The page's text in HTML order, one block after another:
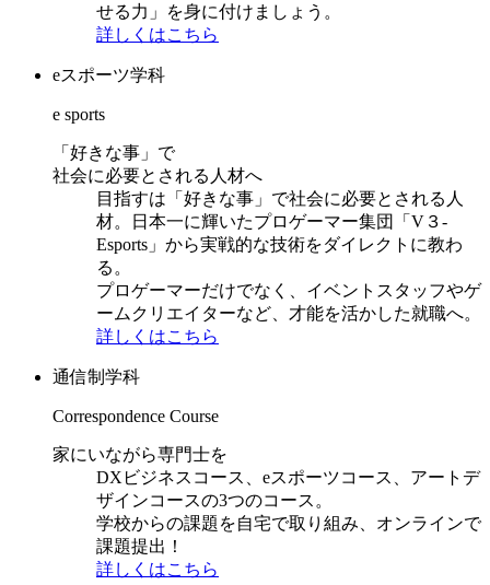
せる力」を身に付けましょう。
詳しくはこちら
eスポーツ学科
e sports
「好きな事」で
社会に必要とされる人材へ
目指すは「好きな事」で社会に必要とされる人
材。日本一に輝いたプロゲーマー集団「V３-
Esports」から実戦的な技術をダイレクトに教わ
る。
プロゲーマーだけでなく、イベントスタッフやゲ
ームクリエイターなど、才能を活かした就職へ。
詳しくはこちら
通信制学科
Correspondence Course
家にいながら専門士を
DXビジネスコース、eスポーツコース、アートデ
ザインコースの3つのコース。
学校からの課題を自宅で取り組み、オンラインで
課題提出！
詳しくはこちら